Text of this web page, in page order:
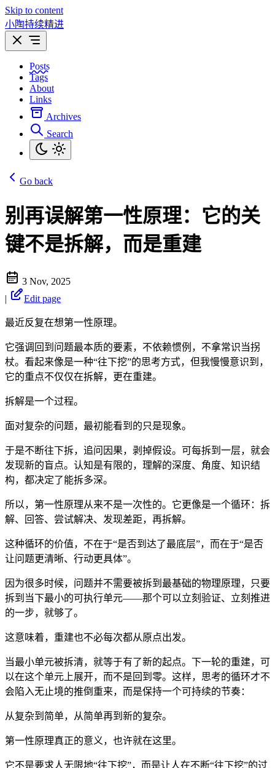
Skip to content
小陶持续精进
Posts
Tags
About
Links
Archives
Search
Go back
别再误解第一性原理：它的关
键不是拆解，而是重建
3 Nov, 2025
|
Edit page
最近反复在想第一性原理。
它强调回到问题最本质的要素，不依赖惯例，不拿常识当拐
杖。看起来像是一种“往下挖”的思考方式，但我慢慢意识到，
它的重点不仅仅在拆解，更在重建。
拆解是一个过程。
面对复杂的问题，最初能看到的只是现象。
于是不断往下拆，追问因果，剥掉假设。可每拆到一层，就会
发现新的盲点。认知是有限的，理解的深度、角度、知识结
构，都决定了能拆多深。
所以，第一性原理从来不是一次性的。它更像是一个循环：拆
解、回答、尝试解决、发现差距，再拆解。
这种循环的价值，不在于“是否到达了最底层”，而在于“是否
让问题更清晰、行动更具体”。
因为很多时候，问题并不需要被拆到最基础的物理原理，只要
拆到当下最小的可执行单元——那个可以立刻验证、立刻推进
的一步，就够了。
这意味着，重建也不必每次都从原点出发。
当最小单元被拆清，就等于有了新的起点。下一轮的重建，可
以在这个单元上展开，而不是回到零。这样，思考的循环才不
会陷入无止境的推倒重来，而是保持一个可持续的节奏：
从复杂到简单，从简单再到新的复杂。
第一性原理真正的意义，也许就在这里。
它不是要求人无限地“往下挖”，而是让人在不断“往下挖”的过